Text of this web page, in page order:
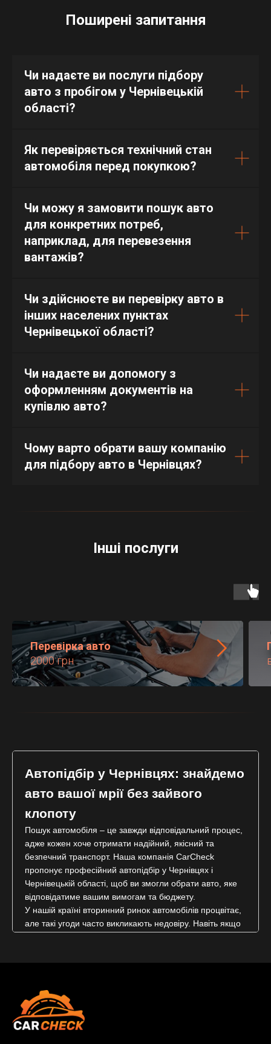
Поширені запитання
Чи надаєте ви послуги підбору
авто з пробігом у Чернівецькій
області?
Як перевіряється технічний стан
автомобіля перед покупкою?
Чи можу я замовити пошук авто
для конкретних потреб,
наприклад, для перевезення
вантажів?
Чи здійснюєте ви перевірку авто в
інших населених пунктах
Чернівецької області?
Чи надаєте ви допомогу з
оформленням документів на
купівлю авто?
Чому варто обрати вашу компанію
для підбору авто в Чернівцях?
Інші послуги
Перевірка авто
2000 грн
Автопідбір у Чернівцях: знайдемо
авто вашої мрії без зайвого
клопоту
Пошук автомобіля – це завжди відповідальний процес,
адже кожен хоче отримати надійний, якісний та
безпечний транспорт. Наша компанія CarCheck
пропонує професійний автопідбір у Чернівцях і
Чернівецькій області, щоб ви змогли обрати авто, яке
відповідатиме вашим вимогам та бюджету.
У нашій країні вторинний ринок автомобілів процвітає,
але такі угоди часто викликають недовіру. Навіть якщо
Недобросовісні продавці вміло приховують будь-які
уникнути ризику купівлі несправного автомобіля, варто
скористатися послугами експертів CarCheck.
Які послуги ми пропонуємо